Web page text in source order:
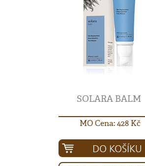
SOLARA BALM
MO Cena: 428 Kč
DO KOŠÍKU